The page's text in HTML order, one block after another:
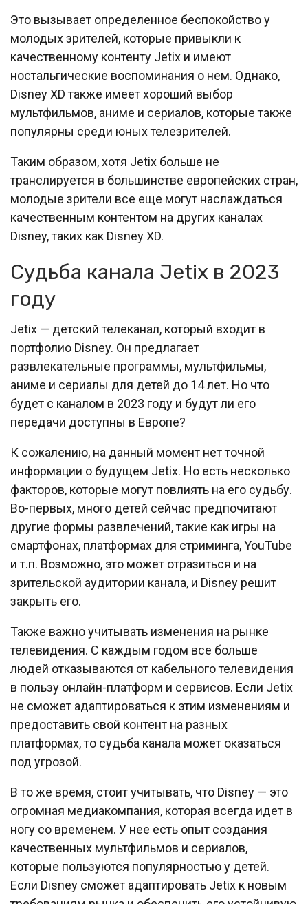
Это вызывает определенное беспокойство у
молодых зрителей, которые привыкли к
качественному контенту Jetix и имеют
ностальгические воспоминания о нем. Однако,
Disney XD также имеет хороший выбор
мультфильмов, аниме и сериалов, которые также
популярны среди юных телезрителей.
Таким образом, хотя Jetix больше не
транслируется в большинстве европейских стран,
молодые зрители все еще могут наслаждаться
качественным контентом на других каналах
Disney, таких как Disney XD.
Судьба канала Jetix в 2023
году
Jetix — детский телеканал, который входит в
портфолио Disney. Он предлагает
развлекательные программы, мультфильмы,
аниме и сериалы для детей до 14 лет. Но что
будет с каналом в 2023 году и будут ли его
передачи доступны в Европе?
К сожалению, на данный момент нет точной
информации о будущем Jetix. Но есть несколько
факторов, которые могут повлиять на его судьбу.
Во-первых, много детей сейчас предпочитают
другие формы развлечений, такие как игры на
смартфонах, платформах для стриминга, YouTube
и т.п. Возможно, это может отразиться и на
зрительской аудитории канала, и Disney решит
закрыть его.
Также важно учитывать изменения на рынке
телевидения. С каждым годом все больше
людей отказываются от кабельного телевидения
в пользу онлайн-платформ и сервисов. Если Jetix
не сможет адаптироваться к этим изменениям и
предоставить свой контент на разных
платформах, то судьба канала может оказаться
под угрозой.
В то же время, стоит учитывать, что Disney — это
огромная медиакомпания, которая всегда идет в
ногу со временем. У нее есть опыт создания
качественных мультфильмов и сериалов,
которые пользуются популярностью у детей.
Если Disney сможет адаптировать Jetix к новым